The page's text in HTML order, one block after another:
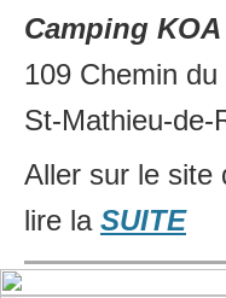
Camping
109 Chemin
St-Mathieu-de-
Aller sur le site
lire la SUITE